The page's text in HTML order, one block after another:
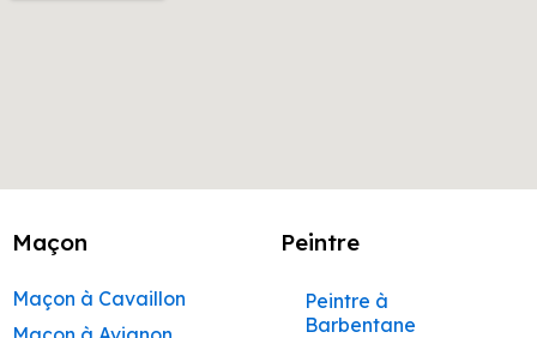
Maçon
Maçon à Cavaillon
Peintre
Peintre à
Barbentane